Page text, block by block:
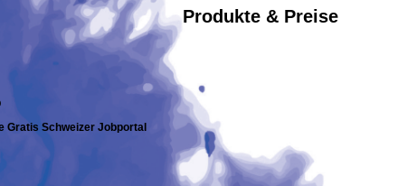
Produkte & Preise
Gratis Schweizer Jobportal